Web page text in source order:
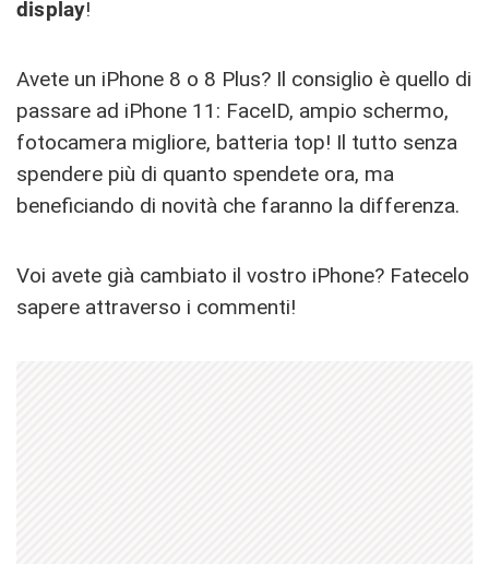
display!
Avete un iPhone 8 o 8 Plus? Il consiglio è quello di
passare ad iPhone 11: FaceID, ampio schermo,
fotocamera migliore, batteria top! Il tutto senza
spendere più di quanto spendete ora, ma
beneficiando di novità che faranno la differenza.
Voi avete già cambiato il vostro iPhone? Fatecelo
sapere attraverso i commenti!